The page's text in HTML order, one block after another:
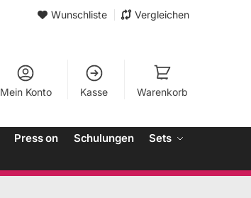
Wunschliste Vergleichen
Mein Konto Kasse Warenkorb
Press on Schulungen
Sets